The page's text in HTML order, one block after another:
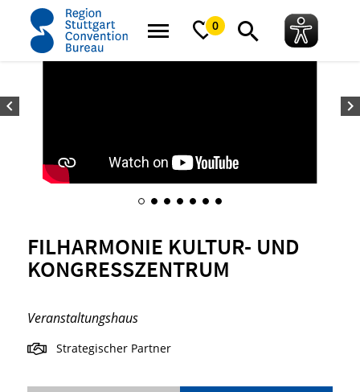
0
Startseite FILharmonie Kultur- und Kongresszentrum
FILHARMONIE KULTUR- UND
KONGRESSZENTRUM
Veranstaltungshaus
Strategischer Partner